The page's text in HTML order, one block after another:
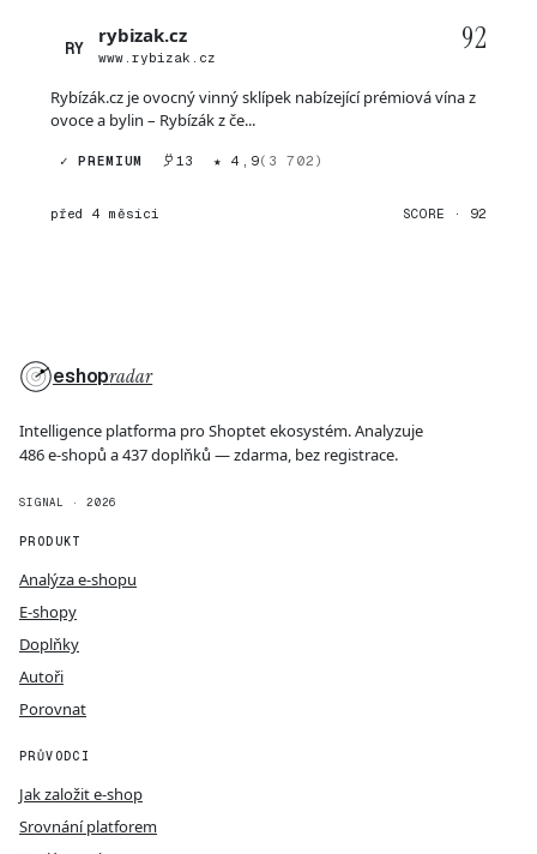
RY
rybizak.cz
www.rybizak.cz
92
Rybízák.cz je ovocný vinný sklípek nabízející prémiová vína z
ovoce a bylin – Rybízák z če...
✓ PREMIUM 13 ★ 4,9(3 702)
před 4 měsíci SCORE · 92
eshopradar
Intelligence platforma pro Shoptet ekosystém. Analyzuje
486 e-shopů a 437 doplňků — zdarma, bez registrace.
SIGNAL · 2026
PRODUKT
Analýza e-shopu
E-shopy
Doplňky
Autoři
Porovnat
PRŮVODCI
Jak založit e-shop
Srovnání platforem